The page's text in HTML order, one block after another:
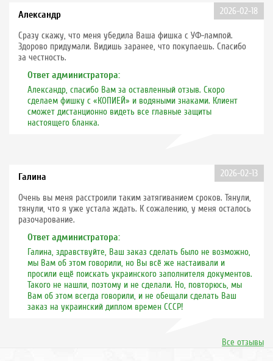
Александр 2026-02-18
Сразу скажу, что меня убедила Ваша фишка с УФ-лампой.
Здорово придумали. Видишь заранее, что покупаешь. Спасибо
за честность.
Ответ администратора:
Александр, спасибо Вам за оставленный отзыв. Скоро
сделаем фишку с «КОПИЕЙ» и водяными знаками. Клиент
сможет дистанционно видеть все главные защиты
настоящего бланка.
Галина 2026-02-13
Очень вы меня расстроили таким затягиванием сроков. Тянули,
тянули, что я уже устала ждать. К сожалению, у меня осталось
разочарование.
Ответ администратора:
Галина, здравствуйте, Ваш заказ сделать было не возможно,
мы Вам об этом говорили, но Вы всё же настаивали и
просили ещё поискать украинского заполнителя документов.
Такого не нашли, поэтому и не сделали. Но, повторюсь, мы
Вам об этом всегда говорили, и не обещали сделать Ваш
заказ на украинский диплом времен СССР!
Все отзывы